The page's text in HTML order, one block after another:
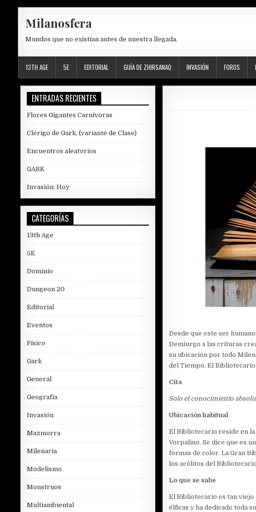
Milanosfera
Mundos que no existían antes de nuestra llegada.
13TH AGE 5E EDITORIAL GUÍA DE ZHIRSANAQ INVASIÓN FOROS
Desde que este ser
Demiurgo a las crituras
su ubicación por todo
del Tiempo. El
Cita
Solo el conocimiento
Ubicación habitual
El Bibliotecario reside en
Vorpalino. Se dice que es
formas de color. La Gran
los acólitos del
Lo que se sabe
El Bibliotecario es tan
élficas y ha dedicado toda
ENTRADAS RECIENTES
Flores Gigantes Carnívoras
Clérigo de Gark, (variante de Clase)
Encuentros aleatorios
GARK
Invasión: Hoy
CATEGORÍAS
13th Age
5E
Dominio
Dungeon 20
Editorial
Eventos
Físico
Gark
General
Geografía
Invasión
Mazmorra
Milenaria
Modelismo
Monstruos
Multiambiental